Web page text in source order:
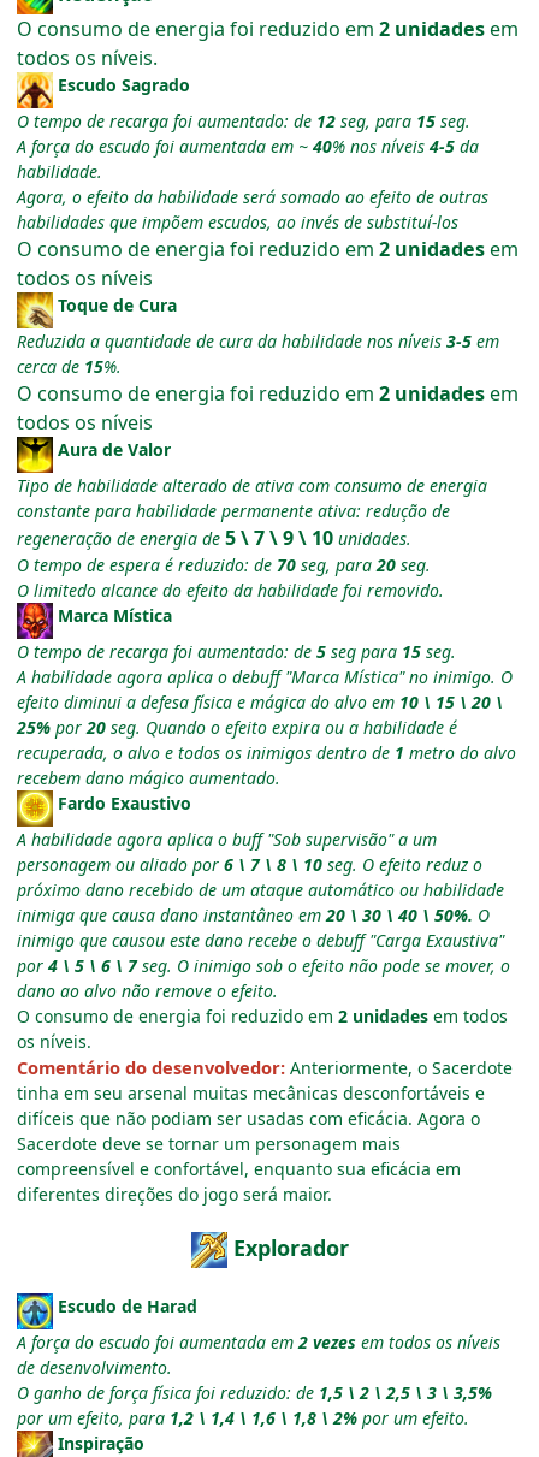
O consumo de energia foi reduzido em 2 unidades em
todos os níveis.
Escudo Sagrado
O tempo de recarga foi aumentado: de 12 seg, para 15 seg.
A força do escudo foi aumentada em ~ 40% nos níveis 4-5 da
habilidade.
Agora, o efeito da habilidade será somado ao efeito de outras
habilidades que impõem escudos, ao invés de substituí-los
O consumo de energia foi reduzido em 2 unidades em
todos os níveis
Toque de Cura
Reduzida a quantidade de cura da habilidade nos níveis 3-5 em
cerca de 15%.
O consumo de energia foi reduzido em 2 unidades em
todos os níveis
Aura de Valor
Tipo de habilidade alterado de ativa com consumo de energia
constante para habilidade permanente ativa: redução de
regeneração de energia de 5 \ 7 \ 9 \ 10 unidades.
O tempo de espera é reduzido: de 70 seg, para20 seg.
O limitedo alcance do efeito da habilidade foi removido.
Marca Mística
O tempo de recarga foi aumentado: de 5 seg para 15 seg.
A habilidade agora aplica o debuff "Marca Mística" no inimigo. O
efeito diminui a defesa física e mágica do alvo em 10 \ 15 \ 20 \
25% por20 seg. Quando o efeito expira ou a habilidade é
recuperada, o alvo e todos os inimigos dentro de 1 metro do alvo
recebem dano mágico aumentado.
Fardo Exaustivo
A habilidade agora aplica o buff "Sob supervisão" a um
personagem ou aliado por 6 \ 7 \ 8 \ 10 seg. O efeito reduz o
próximo dano recebido de um ataque automático ou habilidade
inimiga que causa dano instantâneo em20 \ 30 \ 40 \ 50%. O
inimigo que causou este dano recebe o debuff "Carga Exaustiva"
por 4 \ 5 \ 6 \ 7seg. O inimigo sob o efeito não pode se mover, o
dano ao alvo não remove o efeito.
O consumo de energia foi reduzido em 2 unidades em todos
os níveis.
Comentário do desenvolvedor: Anteriormente, o Sacerdote
tinha em seu arsenal muitas mecânicas desconfortáveis e
difíceis que não podiam ser usadas com eficácia. Agora o
Sacerdote deve se tornar um personagem mais
compreensível e confortável, enquanto sua eficácia em
diferentes direções do jogo será maior.
Explorador
Escudo de Harad
A força do escudo foi aumentada em2 vezes em todos os níveis
de desenvolvimento.
O ganho de força física foi reduzido: de 1,5 \ 2 \ 2,5 \ 3 \ 3,5%
por um efeito, para 1,2 \ 1,4 \ 1,6 \ 1,8 \ 2% por um efeito.
Inspiração